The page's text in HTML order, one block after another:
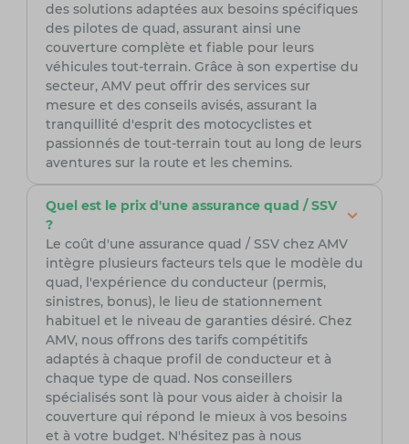
des solutions adaptées aux besoins spécifiques
des pilotes de quad, assurant ainsi une
couverture complète et fiable pour leurs
véhicules tout-terrain. Grâce à son expertise du
secteur, AMV peut offrir des services sur
mesure et des conseils avisés, assurant la
tranquillité d'esprit des motocyclistes et
passionnés de tout-terrain tout au long de leurs
aventures sur la route et les chemins.
Quel est le prix d'une assurance quad / SSV
?
Le coût d'une assurance quad / SSV chez AMV
intègre plusieurs facteurs tels que le modèle du
quad, l'expérience du conducteur (permis,
sinistres, bonus), le lieu de stationnement
habituel et le niveau de garanties désiré. Chez
AMV, nous offrons des tarifs compétitifs
adaptés à chaque profil de conducteur et à
chaque type de quad. Nos conseillers
spécialisés sont là pour vous aider à choisir la
couverture qui répond le mieux à vos besoins
et à votre budget. N'hésitez pas à nous